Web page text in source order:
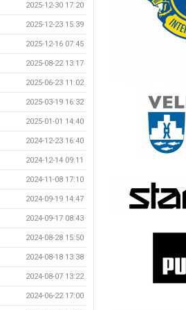
2025-12-30 17:20
2025-12-23 15:39
2025-12-16 07:45
2025-08-22 13:17
2025-06-23 11:02
2025-03-19 16:32
2025-01-01 14:40
2024-12-23 16:40
2024-12-14 09:11
2024-11-08 17:10
2024-09-19 14:47
2024-09-17 08:43
2024-08-28 15:50
2024-08-18 13:38
2024-08-07 13:22
2024-06-22 17:00